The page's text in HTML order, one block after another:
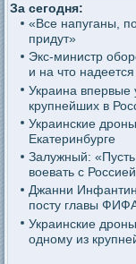
За сегодня:
«Все напуганы,
придут»
Экс-министр
и на что надеется
Украина впервые
крупнейших в
Украинские
Екатеринбурге
Залужный:
воевать с
Джанни
посту главы
Украинские
одному из